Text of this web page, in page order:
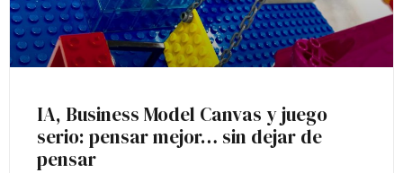
IA, Business Model Canvas y juego
serio: pensar mejor… sin dejar de
pensar